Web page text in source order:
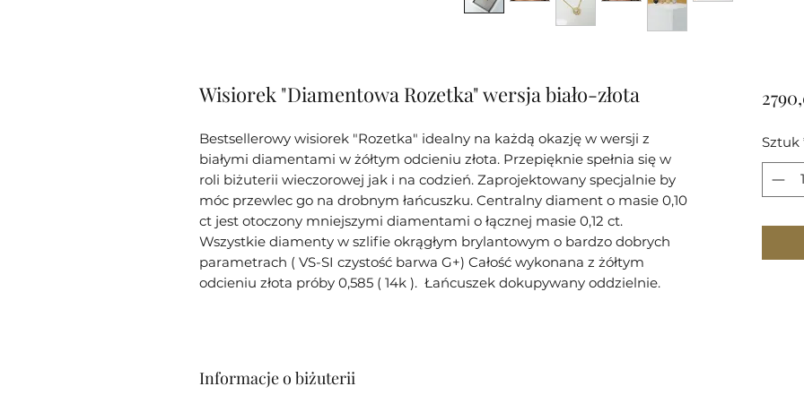
Wisiorek "Diamentowa Rozetka" wersja biało-złota
Bestsellerowy wisiorek "Rozetka" idealny na każdą okazję w wersji z
białymi diamentami w żółtym odcieniu złota. Przepięknie spełnia się w
roli biżuterii wieczorowej jak i na codzień. Zaprojektowany specjalnie by
móc przewlec go na drobnym łańcuszku. Centralny diament o masie 0,10
ct jest otoczony mniejszymi diamentami o łącznej masie 0,12 ct.
Wszystkie diamenty w szlifie okrągłym brylantowym o bardzo dobrych
parametrach ( VS-SI czystość barwa G+) Całość wykonana z żółtym
odcieniu złota próby 0,585 ( 14k ). Łańcuszek dokupywany oddzielnie.
Informacje o biżuterii
Sztuk